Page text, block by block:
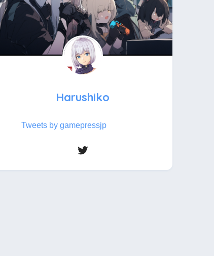
Harushiko
Tweets by gamepressjp